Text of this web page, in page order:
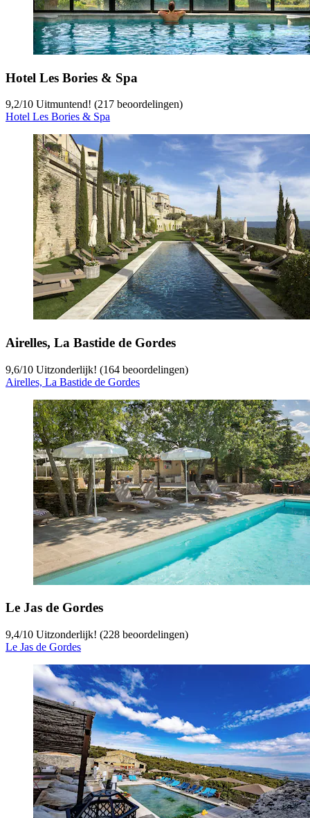
Hotel Les Bories & Spa
9,2/10 Uitmuntend! (217 beoordelingen)
Hotel Les Bories & Spa
Airelles, La Bastide de Gordes
9,6/10 Uitzonderlijk! (164 beoordelingen)
Airelles, La Bastide de Gordes
Le Jas de Gordes
9,4/10 Uitzonderlijk! (228 beoordelingen)
Le Jas de Gordes